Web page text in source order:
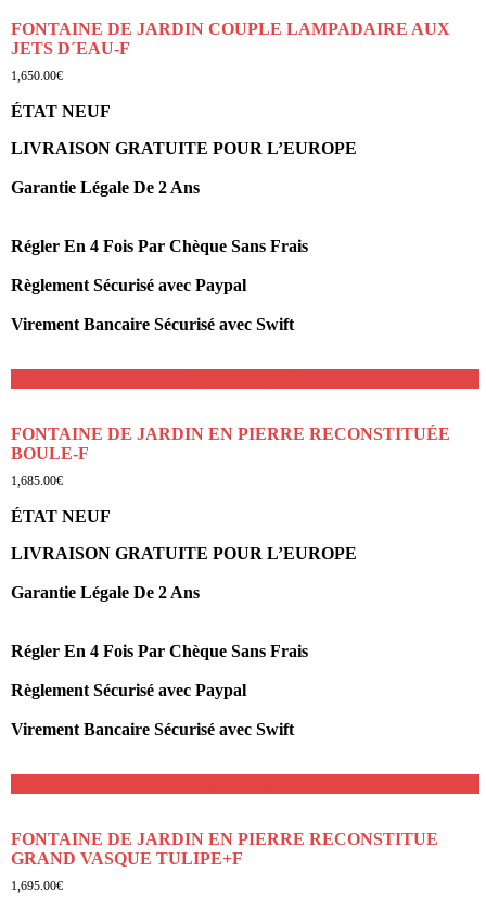
FONTAINE DE JARDIN COUPLE LAMPADAIRE AUX
JETS D´EAU-F
1,650.00€
ÉTAT NEUF
LIVRAISON GRATUITE POUR L’EUROPE
Garantie Légale De 2 Ans
Régler En 4 Fois Par Chèque Sans Frais
Règlement Sécurisé avec Paypal
Virement Bancaire Sécurisé avec Swift
FONTAINE DE JARDIN EN PIERRE RECONSTITUÉE
BOULE-F
1,685.00€
ÉTAT NEUF
LIVRAISON GRATUITE POUR L’EUROPE
Garantie Légale De 2 Ans
Régler En 4 Fois Par Chèque Sans Frais
Règlement Sécurisé avec Paypal
Virement Bancaire Sécurisé avec Swift
FONTAINE DE JARDIN EN PIERRE RECONSTITUE
GRAND VASQUE TULIPE+F
1,695.00€